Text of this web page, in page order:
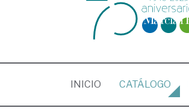
INICIO (CURRENT)
CATÁLOGO